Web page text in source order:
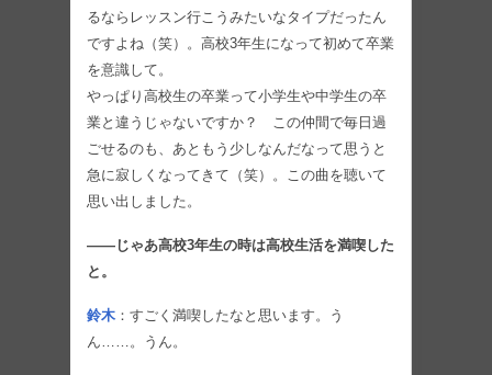
るならレッスン行こうみたいなタイプだったん
ですよね（笑）。高校3年生になって初めて卒業
を意識して。
やっぱり高校生の卒業って小学生や中学生の卒
業と違うじゃないですか？ この仲間で毎日過
ごせるのも、あともう少しなんだなって思うと
急に寂しくなってきて（笑）。この曲を聴いて
思い出しました。
――じゃあ高校3年生の時は高校生活を満喫した
と。
鈴木 ：すごく満喫したなと思います。う
ん……。うん。